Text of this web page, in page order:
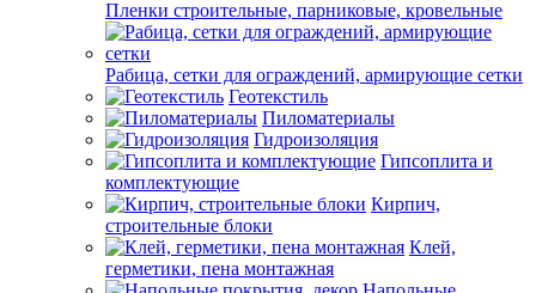
Пленки строительные, парниковые, кровельные
Рабица, сетки для ограждений, армирующие сетки
Геотекстиль
Пиломатериалы
Гидроизоляция
Гипсоплита и
комплектующие
Кирпич,
строительные блоки
Клей,
герметики, пена монтажная